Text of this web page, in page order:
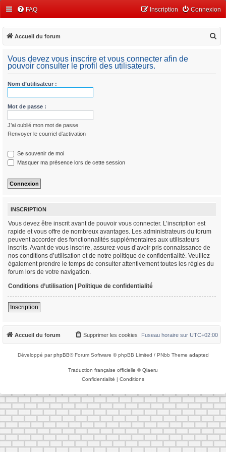
FAQ Connexion
Inscription
Accueil du forum
Vous devez vous inscrire et vous connecter afin de
pouvoir consulter le profil des utilisateurs.
Nom d’utilisateur :
Mot de passe :
J’ai oublié mon mot de passe
Renvoyer le courriel d’activation
Se souvenir de moi
Masquer ma présence lors de cette session
INSCRIPTION
Vous devez être inscrit avant de pouvoir vous connecter. L’inscription est
rapide et vous offre de nombreux avantages. Les administrateurs du forum
peuvent accorder des fonctionnalités supplémentaires aux utilisateurs
inscrits. Avant de vous inscrire, assurez-vous d’avoir pris connaissance de
nos conditions d’utilisation et de notre politique de confidentialité. Veuillez
également prendre le temps de consulter attentivement toutes les règles du
forum lors de votre navigation.
Conditions d’utilisation | Politique de confidentialité
Inscription
Accueil du forum Fuseau horaire sur UTC+02:00
Supprimer les cookies
Développé parphpBB® Forum Software © phpBB Limited / PNbb Theme adapted
Traduction française officielle ©Qiaeru
Confidentialité | Conditions